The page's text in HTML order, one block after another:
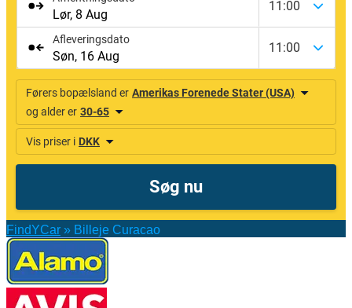
FindYCar » Billeje Curacao